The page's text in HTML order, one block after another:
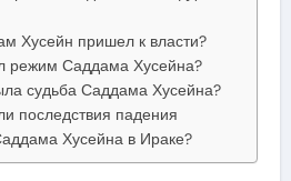
Хусейн пришел к власти?
режим Саддама Хусейна?
судьба Саддама Хусейна?
последствия падения
Хусейна в Ираке?